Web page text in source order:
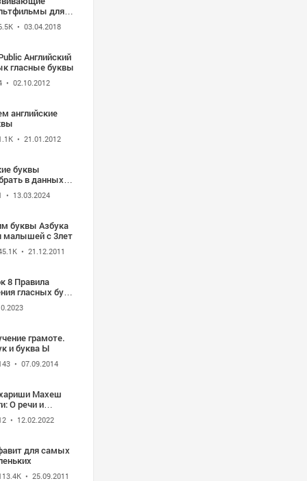
для
Учим буквы
в стихах
• 03.04.2018
Английский
гласные буквы
• 02.10.2012
английские
• 21.01.2012
буквы
в данных
И как нам в
поможет Ира.
• 13.03.2024
буквы Азбука
для малышей с 3лет
• 21.12.2011
8 Правила
гласных букв
с буквой
грамоте.
и буква Ы
• 07.09.2014
Махеш
О речи и
- звуки и
гласные и
(47').
• 12.02.2022
для самых
• 25.09.2011